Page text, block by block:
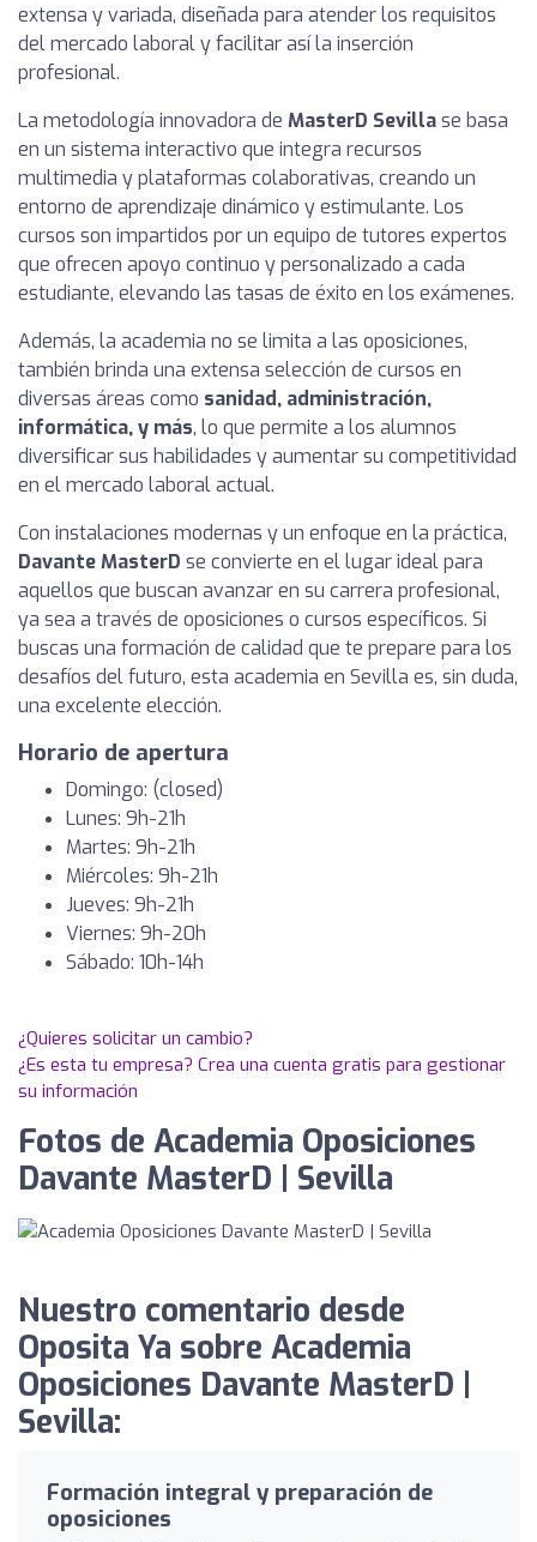
extensa y variada, diseñada para atender los requisitos
del mercado laboral y facilitar así la inserción
profesional.
La metodología innovadora de MasterD Sevillase basa
en un sistema interactivo que integra recursos
multimedia y plataformas colaborativas, creando un
entorno de aprendizaje dinámico y estimulante. Los
cursos son impartidos por un equipo de tutores expertos
que ofrecen apoyo continuo y personalizado a cada
estudiante, elevando las tasas de éxito en los exámenes.
Además, la academia no se limita a las oposiciones,
también brinda una extensa selección de cursos en
diversas áreas como sanidad, administración,
informática, y más, lo que permite a los alumnos
diversificar sus habilidades y aumentar su competitividad
en el mercado laboral actual.
Con instalaciones modernas y un enfoque en la práctica,
Davante MasterD se convierte en el lugar ideal para
aquellos que buscan avanzar en su carrera profesional,
ya sea a través de oposiciones o cursos específicos. Si
buscas una formación de calidad que te prepare para los
desafíos del futuro, esta academia en Sevilla es, sin duda,
una excelente elección.
Horario de apertura
Domingo: (closed)
Lunes: 9h-21h
Martes: 9h-21h
Miércoles: 9h-21h
Jueves: 9h-21h
Viernes: 9h-20h
Sábado: 10h-14h
¿Quieres solicitar un cambio?
¿Es esta tu empresa? Crea una cuenta gratis para gestionar
su información
Fotos de Academia Oposiciones
Davante MasterD | Sevilla
Nuestro comentario desde
Oposita Ya sobre Academia
Oposiciones Davante MasterD |
Sevilla:
Formación integral y preparación de
oposiciones